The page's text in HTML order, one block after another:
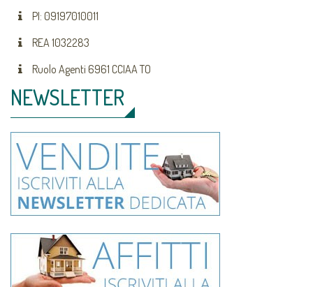
PI: 09197010011
REA 1032283
Ruolo Agenti 6961 CCIAA TO
NEWSLETTER